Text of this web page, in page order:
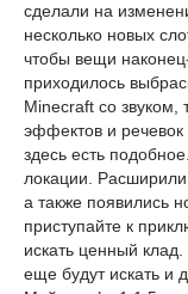
сделали на
несколько новых
чтобы вещи
приходилось
Minecraft со звуком,
эффектов и
здесь есть
локации. Расширили
а также появились
приступайте к
искать ценный
еще будут искать и